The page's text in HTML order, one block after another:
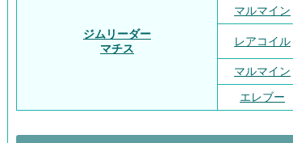
ジムリーダー
マチス
マルマイン
レアコイル
マルマイン
エレブー